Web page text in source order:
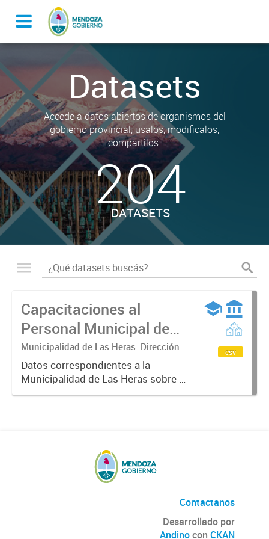
Datasets
Accede a datos abiertos de organismos del
gobierno provincial, usalos, modificalos,
compartilos.
204
DATASETS
Capacitaciones al
Personal Municipal de
Las Heras
Municipalidad de Las Heras. Dirección
de Desarrollo Organizacional.
Datos correspondientes a la
Municipalidad de Las Heras sobre el
proceso de formación en el que se
csv
Contactanos
Desarrollado por
Andinocon CKAN